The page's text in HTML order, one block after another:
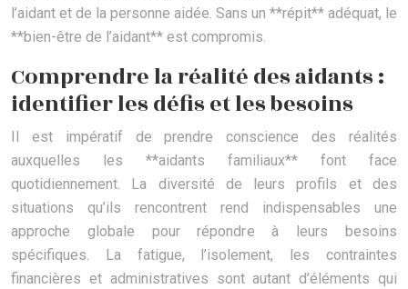
l’aidant et de la personne aidée. Sans un **répit** adéquat, le
**bien-être de l’aidant** est compromis.
Comprendre la réalité des aidants :
identifier les défis et les besoins
Il est impératif de prendre conscience des réalités
auxquelles les **aidants familiaux** font face
quotidiennement. La diversité de leurs profils et des
situations qu’ils rencontrent rend indispensables une
approche globale pour répondre à leurs besoins
spécifiques. La fatigue, l’isolement, les contraintes
financières et administratives sont autant d’éléments qui